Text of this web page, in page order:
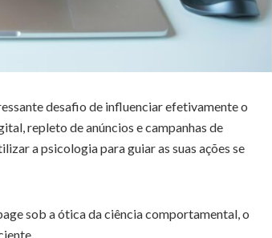
desafio de influenciar efetivamente o
repleto de anúncios e campanhas de
a psicologia para guiar as suas ações se
sob a ótica da ciência comportamental, o